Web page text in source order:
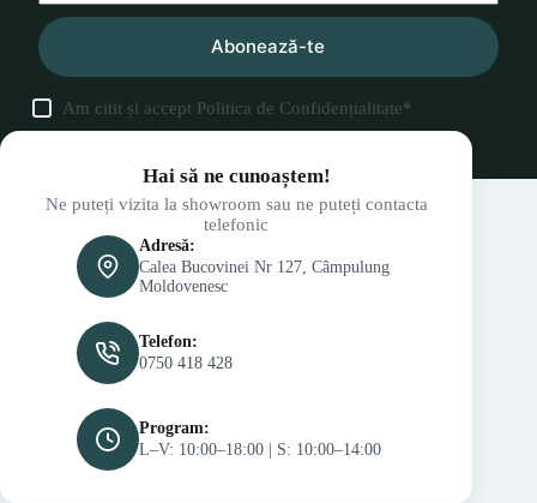
Abonează-te
Am citit și accept Politica de Confidențialitate*
Hai să ne cunoaștem!
Ne puteți vizita la showroom sau ne puteți contacta
telefonic
Adresă:
Calea Bucovinei Nr 127, Câmpulung
Moldovenesc
Telefon:
0750 418 428
Program:
L–V: 10:00–18:00 | S: 10:00–14:00